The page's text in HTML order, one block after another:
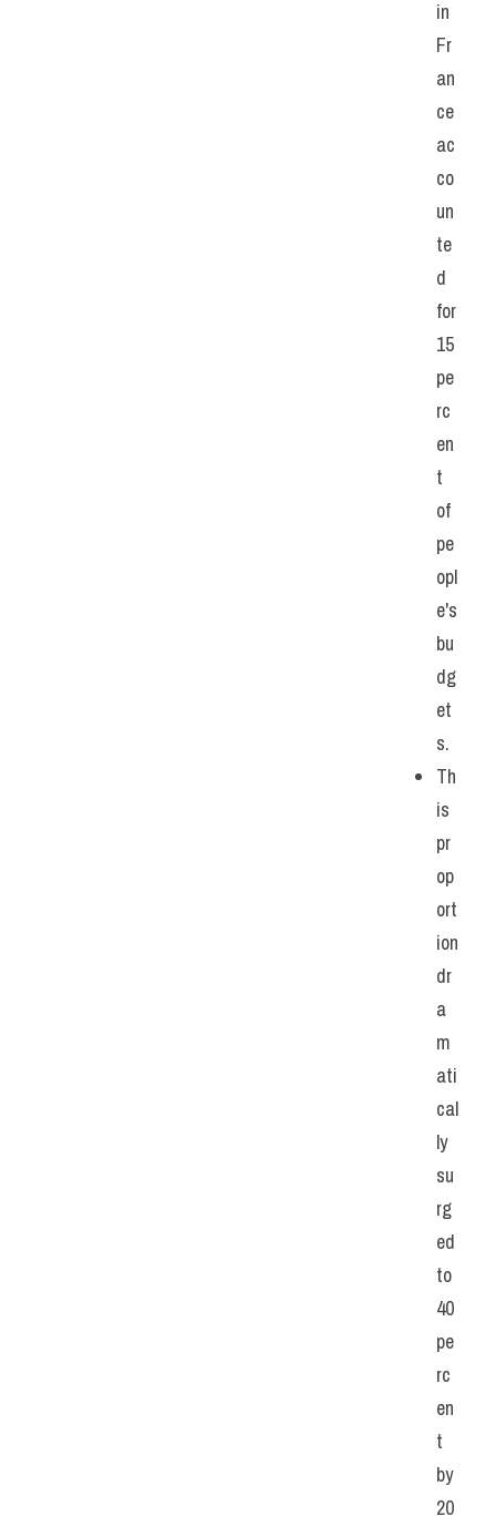
in
Fr
an
ce
ac
co
un
te
d
for
15
pe
rc
en
t
of
pe
opl
e's
bu
dg
et
s.
Th
is
pr
op
ort
ion
dr
a
m
ati
cal
ly
su
rg
ed
to
40
pe
rc
en
t
by
20